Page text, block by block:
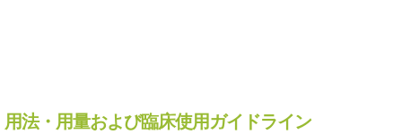
用法・用量および臨床使用ガイドライン